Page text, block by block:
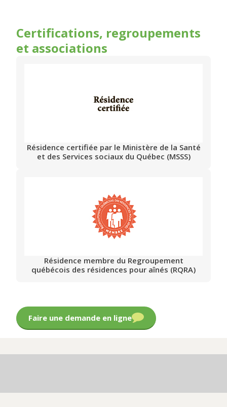
Certifications, regroupements
et associations
Résidence certifiée par le Ministère de la Santé
et des Services sociaux du Québec (MSSS)
Résidence membre du Regroupement
québécois des résidences pour aînés (RQRA)
Faire une demande en ligne